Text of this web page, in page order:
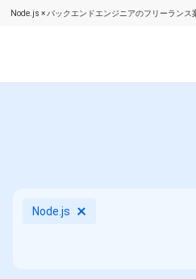
Node.js × バックエンドエンジニアのフリーランス
Node.js